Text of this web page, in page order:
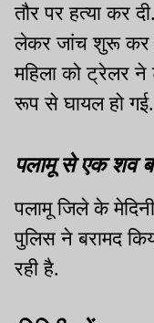
तौर पर हत्या कर
लेकर जांच शुरू कर
महिला को ट्रेलर ने
रूप से घायल हो गई.
पलामू से एक शव
पलामू जिले के
पुलिस ने बरामद
रही है.